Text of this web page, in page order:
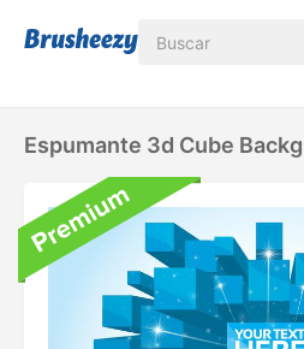
Espumante 3d Cube